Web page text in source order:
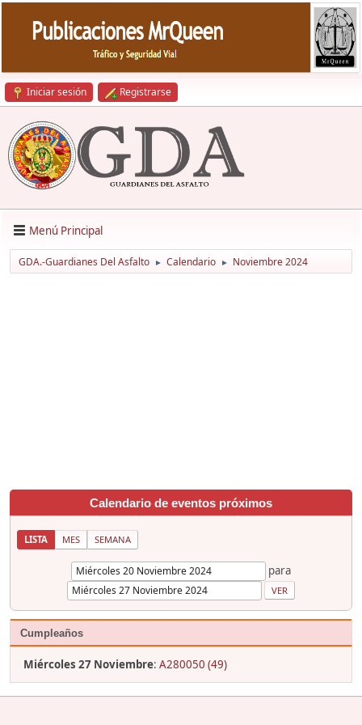
Iniciar sesión Registrarse
Menú Principal
GDA.-Guardianes Del Asfalto ► Calendario ► Noviembre 2024
Calendario de eventos próximos
LISTA MES SEMANA
para
Cumpleaños
Miércoles 27 Noviembre: A280050 (49)